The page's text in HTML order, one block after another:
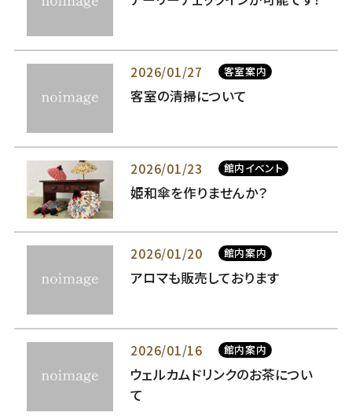
2026/01/27 客室案内
客室の清掃について
2026/01/23 館内イベント
姫和傘を作りませんか？
2026/01/20 館内案内
アロマも販売しております
2026/01/16 館内案内
ウェルカムドリンクのお茶につい
て